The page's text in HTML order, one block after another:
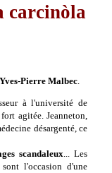
carcinòla
Yves-Pierre Malbec.
à l'université de
agitée. Jeanneton,
désargenté, ce
scandaleux...Les
l'occasion d'une